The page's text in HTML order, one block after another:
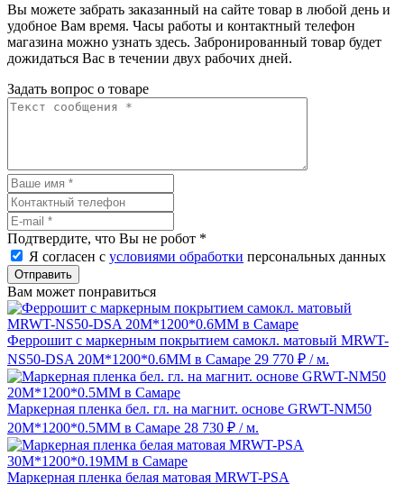
Вы можете забрать заказанный на сайте товар в любой день и
удобное Вам время. Часы работы и контактный телефон
магазина можно узнать здесь. Забронированный товар будет
дожидаться Вас в течении двух рабочих дней.
Задать вопрос о товаре
Подтвердите, что Вы не робот *
Я согласен с условиями обработки персональных данных
Отправить
Вам может понравиться
Феррошит с маркерным покрытием самокл. матовый MRWT-
NS50-DSA 20M*1200*0.6MM в Самаре 29 770 ₽ / м.
Маркерная пленка бел. гл. на магнит. основе GRWT-NM50
20M*1200*0.5MM в Самаре 28 730 ₽ / м.
Маркерная пленка белая матовая MRWT-PSA